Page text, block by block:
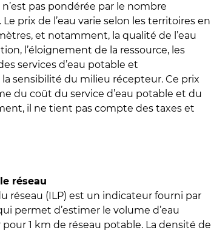
pas pondérée par le nombre
prix de l’eau varie selon les territoires en
et notamment, la qualité de l’eau
l’éloignement de la ressource, les
services d’eau potable et
la sensibilité du milieu récepteur. Ce prix
du coût du service d’eau potable et du
il ne tient pas compte des taxes et
réseau
réseau (ILP) est un indicateur fourni par
permet d’estimer le volume d’eau
1 km de réseau potable. La densité de